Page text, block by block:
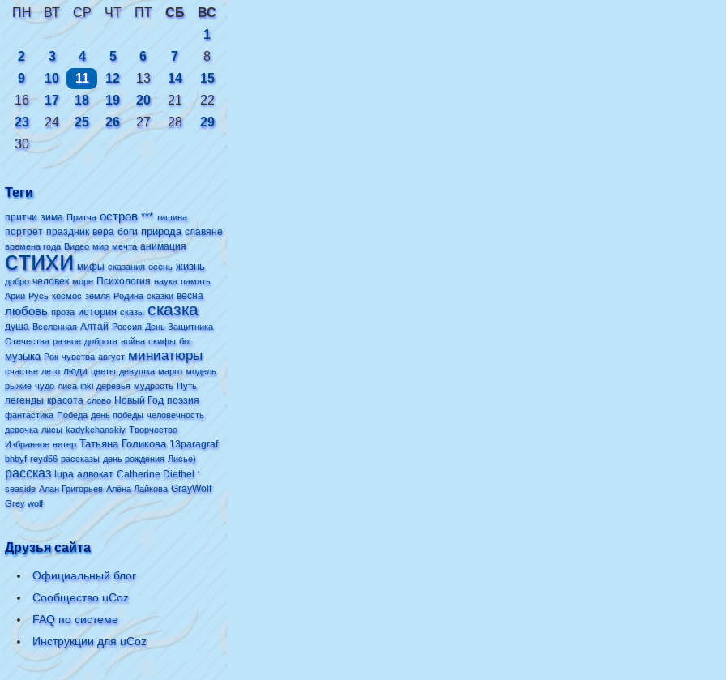
ПН
ВТ СР ЧТ ПТ СБ
ВС
1
2
3 4 5 6 7
8
9
10 11 12 13 14
15
16
17 18 19 20 21
22
23
24 25 26 27 28
29
30
Теги
притчи зима Притча остров *** тишина
портрет праздник вера боги природа славяне
времена года Видео мир мечта анимация
стихи мифы сказания осень жизнь
добро человек море Психология наука память
Арии Русь космос земля Родина сказки весна
любовь проза история сказы сказка
душа Вселенная Алтай Россия День Защитника
Отечества разное доброта война скифы бог
музыка Рок чувства август миниатюры
счастье лето люди цветы девушка марго модель
рыжие чудо лиса inki деревья мудрость Путь
легенды красота слово Новый Год поэзия
фантастика Победа день победы человечность
девочка лисы kadykchanskiy Творчество
Избранное ветер Татьяна Голикова 13paragraf
bhbyf reyd56 рассказы день рождения Лисье)
рассказ lupa адвокат Catherine Diethel '
seaside Алан Григорьев Алёна Лайкова GrayWolf
Grey wolf
Друзья сайта
Официальный блог
Сообщество uCoz
FAQ по системе
Инструкции для uCoz